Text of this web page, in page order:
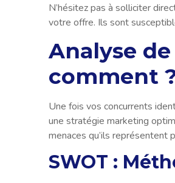
N’hésitez pas à solliciter
votre offre. Ils sont
Analyse
comment
Une fois vos concurrents
une stratégie marketing
menaces qu’ils représentent
SWOT :